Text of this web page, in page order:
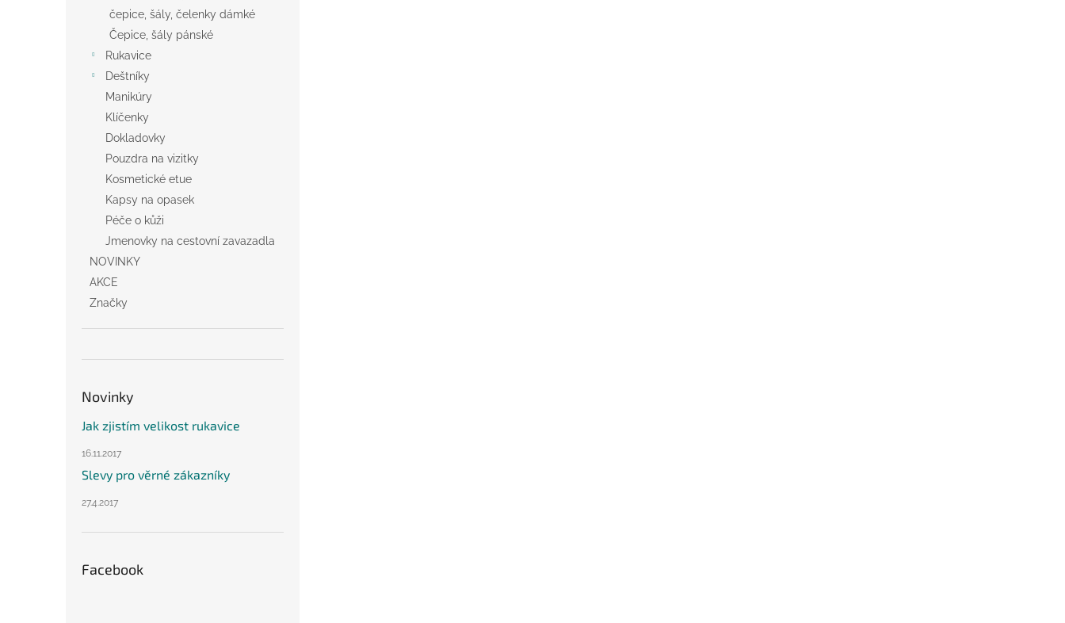
čepice, šály, čelenky dámké
Čepice, šály pánské
Rukavice
Deštníky
Manikúry
Klíčenky
Dokladovky
Pouzdra na vizitky
Kosmetické etue
Kapsy na opasek
Péče o kůži
Jmenovky na cestovní zavazadla
NOVINKY
AKCE
Značky
Novinky
Jak zjistím velikost rukavice
16.11.2017
Slevy pro věrné zákazníky
27.4.2017
Facebook